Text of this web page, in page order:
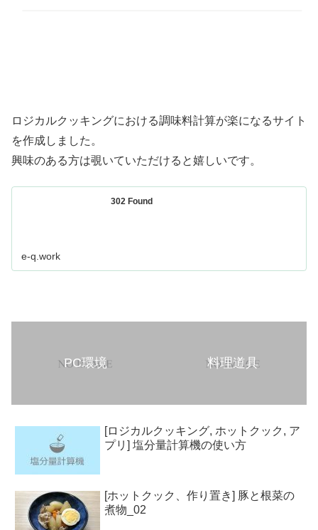
ロジカルクッキングにおける調味料計算が楽になるサイト
を作成しました。
興味のある方は覗いていただけると嬉しいです。
302 Found
e-q.work
PC環境 料理道具
[ロジカルクッキング, ホットクック, ア
プリ] 塩分量計算機の使い方
[ホットクック、作り置き] 豚と根菜の
煮物_02